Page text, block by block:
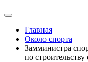
Главная
Около спорта
Замминистра
по